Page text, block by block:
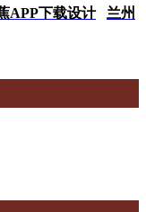
APP下载设计
兰州